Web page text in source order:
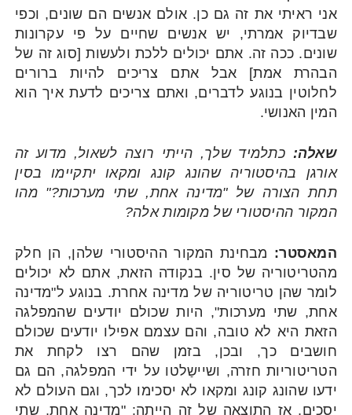
אני ראיתי את זה גם כן. אולם אנשים הם שונים, וכפי
שבדיוק אמרתי, יש אנשים שחיים על פי עקרונות
שונים. ככה זה. אתם יכולים ללכת ולעשות [סוג זה של
הבהרת אמת] אבל אתם צריכים להיות ברורים
לחלוטין בנוגע לדברים, ואתם צריכים לדעת איך הוא
המין האנושי.
שאלה: כתלמיד שלך, הייתי רוצה לשאול, מדוע זה
אורגן בהיסטוריה שהונג קונג ומקאו יתקיימו בסין
תחת הצורה של "מדינה אחת, שתי מערכות?" מהו
המקור ההיסטורי של מקומות אלה?
המאסטר: מבחינת המקור ההיסטורי שלהן, הן חלק
מהטריטוריה של סין. בנקודה הזאת, אתם לא יכולים
לומר שהן טריטוריה של מדינה אחרת. בנוגע ל"מדינה
אחת, שתי מערכות", היות שכולם יודעים שהמפלגה
הזאת היא לא טובה, והם עצמם אפילו יודעים שכולם
חושבים כך, ובכן, בזמן שהם רצו לקחת את
הטריטוריות חזרה, ושיישַלטו על ידי המפלגה, הם גם
ידעו שהונג קונג ומקאו לא יסכימו לכך, וגם העולם לא
יסכים, אז התוצאה של זה הייתה: "מדינה אחת, שתי